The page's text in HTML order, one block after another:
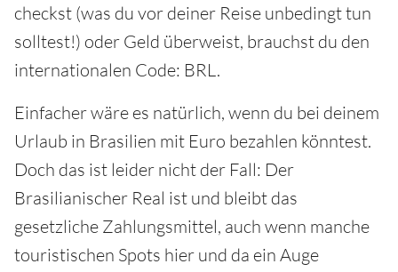
checkst (was du vor deiner Reise unbedingt tun
solltest!) oder Geld überweist, brauchst du den
internationalen Code: BRL.
Einfacher wäre es natürlich, wenn du bei deinem
Urlaub in Brasilien mit Euro bezahlen könntest.
Doch das ist leider nicht der Fall: Der
Brasilianischer Real ist und bleibt das
gesetzliche Zahlungsmittel, auch wenn manche
touristischen Spots hier und da ein Auge